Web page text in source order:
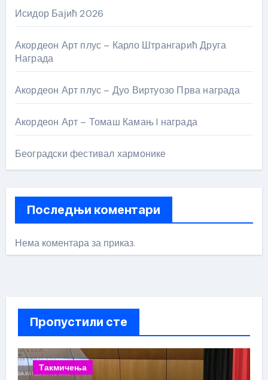
Исидор Бајић 2026
Акордеон Арт плус – Карло Штрангарић Друга
Награда
Акордеон Арт плус – Дуо Виртуозо Прва награда
Акордеон Арт – Томаш Камањ I награда
Београдски фестивал хармонике
Последњи коментари
Нема коментара за приказ.
Пропустили сте
Такмичења